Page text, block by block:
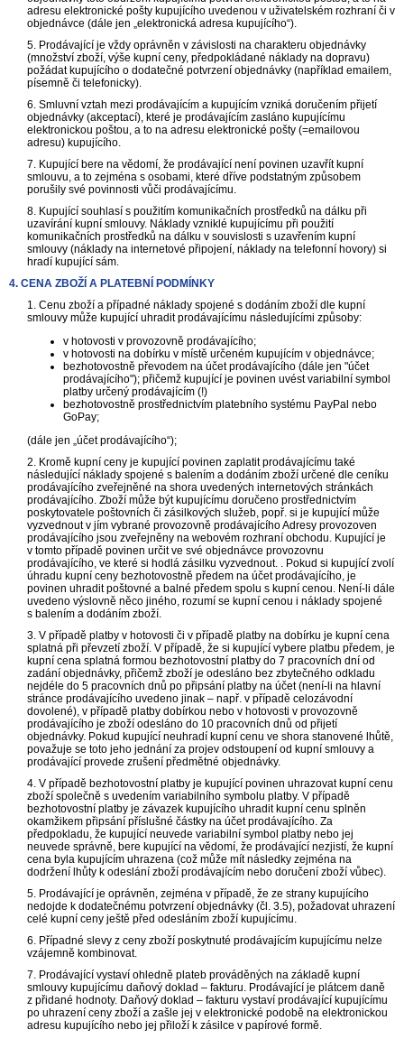
adresu elektronické pošty kupujícího uvedenou v uživatelském rozhraní či v
objednávce (dále jen „elektronická adresa kupujícího“).
5. Prodávající je vždy oprávněn v závislosti na charakteru objednávky
(množství zboží, výše kupní ceny, předpokládané náklady na dopravu)
požádat kupujícího o dodatečné potvrzení objednávky (například emailem,
písemně či telefonicky).
6. Smluvní vztah mezi prodávajícím a kupujícím vzniká doručením přijetí
objednávky (akceptací), které je prodávajícím zasláno kupujícímu
elektronickou poštou, a to na adresu elektronické pošty (=emailovou
adresu) kupujícího.
7. Kupující bere na vědomí, že prodávající není povinen uzavřít kupní
smlouvu, a to zejména s osobami, které dříve podstatným způsobem
porušily své povinnosti vůči prodávajícímu.
8. Kupující souhlasí s použitím komunikačních prostředků na dálku při
uzavírání kupní smlouvy. Náklady vzniklé kupujícímu při použití
komunikačních prostředků na dálku v souvislosti s uzavřením kupní
smlouvy (náklady na internetové připojení, náklady na telefonní hovory) si
hradí kupující sám.
4. CENA ZBOŽÍ A PLATEBNÍ PODMÍNKY
1. Cenu zboží a případné náklady spojené s dodáním zboží dle kupní
smlouvy může kupující uhradit prodávajícímu následujícími způsoby:
v hotovosti v provozovně prodávajícího;
v hotovosti na dobírku v místě určeném kupujícím v objednávce;
bezhotovostně převodem na účet prodávajícího (dále jen "účet
prodávajícího"); přičemž kupující je povinen uvést variabilní symbol
platby určený prodávajícím (!)
bezhotovostně prostřednictvím platebního systému PayPal nebo
GoPay;
(dále jen „účet prodávajícího“);
2. Kromě kupní ceny je kupující povinen zaplatit prodávajícímu také
následující náklady spojené s balením a dodáním zboží určené dle ceníku
prodávajícího zveřejněné na shora uvedených internetových stránkách
prodávajícího. Zboží může být kupujícímu doručeno prostřednictvím
poskytovatele poštovních či zásilkových služeb, popř. si je kupující může
vyzvednout v jím vybrané provozovně prodávajícího Adresy provozoven
prodávajícího jsou zveřejněny na webovém rozhraní obchodu. Kupující je
v tomto případě povinen určit ve své objednávce provozovnu
prodávajícího, ve které si hodlá zásilku vyzvednout. . Pokud si kupující zvolí
úhradu kupní ceny bezhotovostně předem na účet prodávajícího, je
povinen uhradit poštovné a balné předem spolu s kupní cenou. Není-li dále
uvedeno výslovně něco jiného, rozumí se kupní cenou i náklady spojené
s balením a dodáním zboží.
3. V případě platby v hotovosti či v případě platby na dobírku je kupní cena
splatná při převzetí zboží. V případě, že si kupující vybere platbu předem, je
kupní cena splatná formou bezhotovostní platby do 7 pracovních dní od
zadání objednávky, přičemž zboží je odesláno bez zbytečného odkladu
nejdéle do 5 pracovních dnů po připsání platby na účet (není-li na hlavní
stránce prodávajícího uvedeno jinak – např. v případě celozávodní
dovolené), v případě platby dobírkou nebo v hotovosti v provozovně
prodávajícího je zboží odesláno do 10 pracovních dnů od přijetí
objednávky. Pokud kupující neuhradí kupní cenu ve shora stanovené lhůtě,
považuje se toto jeho jednání za projev odstoupení od kupní smlouvy a
prodávající provede zrušení předmětné objednávky.
4. V případě bezhotovostní platby je kupující povinen uhrazovat kupní cenu
zboží společně s uvedením variabilního symbolu platby. V případě
bezhotovostní platby je závazek kupujícího uhradit kupní cenu splněn
okamžikem připsání příslušné částky na účet prodávajícího. Za
předpokladu, že kupující neuvede variabilní symbol platby nebo jej
neuvede správně, bere kupující na vědomí, že prodávající nezjistí, že kupní
cena byla kupujícím uhrazena (což může mít následky zejména na
dodržení lhůty k odeslání zboží prodávajícím nebo doručení zboží vůbec).
5. Prodávající je oprávněn, zejména v případě, že ze strany kupujícího
nedojde k dodatečnému potvrzení objednávky (čl. 3.5), požadovat uhrazení
celé kupní ceny ještě před odesláním zboží kupujícímu.
6. Případné slevy z ceny zboží poskytnuté prodávajícím kupujícímu nelze
vzájemně kombinovat.
7. Prodávající vystaví ohledně plateb prováděných na základě kupní
smlouvy kupujícímu daňový doklad – fakturu. Prodávající je plátcem daně
z přidané hodnoty. Daňový doklad – fakturu vystaví prodávající kupujícímu
po uhrazení ceny zboží a zašle jej v elektronické podobě na elektronickou
adresu kupujícího nebo jej přiloží k zásilce v papírové formě.